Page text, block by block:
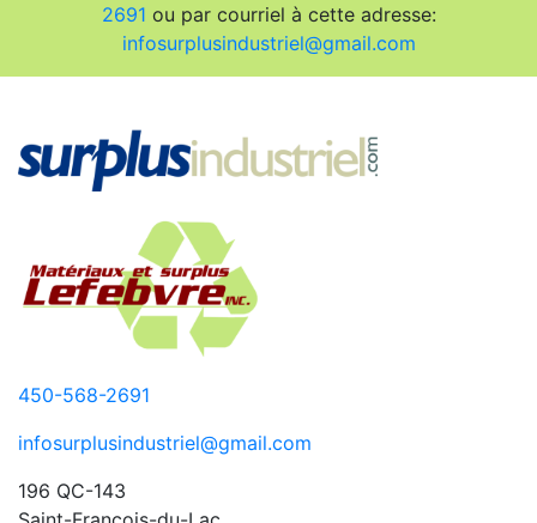
2691 ou par courriel à cette adresse:
infosurplusindustriel@gmail.com
450-568-2691
infosurplusindustriel@gmail.com
196 QC-143